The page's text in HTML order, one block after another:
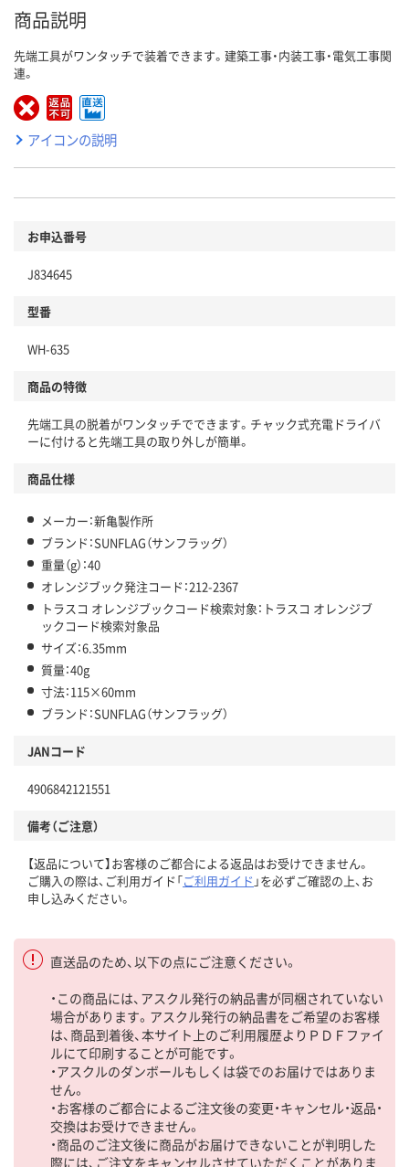
商品説明
先端工具がワンタッチで装着できます。建築工事・内装工事・電気工事関
連。
アイコンの説明
お申込番号
J834645
型番
WH-635
商品の特徴
先端工具の脱着がワンタッチでできます。チャック式充電ドライバ
ーに付けると先端工具の取り外しが簡単。
商品仕様
メーカー：新亀製作所
ブランド：SUNFLAG（サンフラッグ）
重量（g）：40
オレンジブック発注コード：212-2367
トラスコ オレンジブックコード検索対象：トラスコ オレンジブ
ックコード検索対象品
サイズ：6.35mm
質量：40g
寸法：115×60mm
ブランド：SUNFLAG（サンフラッグ）
JANコード
4906842121551
備考（ご注意）
【返品について】お客様のご都合による返品はお受けできません。
ご購入の際は、ご利用ガイド「ご利用ガイド 」を必ずご確認の上、お
申し込みください。
直送品のため、以下の点にご注意ください。
・この商品には、アスクル発行の納品書が同梱されていない
場合があります。アスクル発行の納品書をご希望のお客様
は、商品到着後、本サイト上のご利用履歴よりＰＤＦファイ
ルにて印刷することが可能です。
・アスクルのダンボールもしくは袋でのお届けではありま
せん。
・お客様のご都合によるご注文後の変更・キャンセル・返品・
交換はお受けできません。
・商品のご注文後に商品がお届けできないことが判明した
際には、ご注文をキャンセルさせていただくことがありま